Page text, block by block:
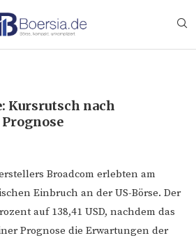
Kursrutsch nach
Broadcom erlebten am
Einbruch an der US-Börse. Der
auf 138,41 USD, nachdem das
Prognose die Erwartungen der